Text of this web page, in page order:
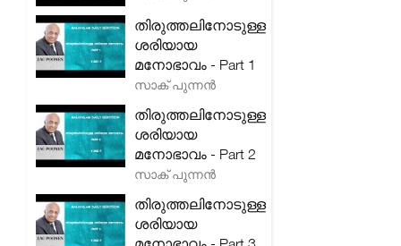
തിരുത്തലിനോടുള്ള
ശരിയായ
മനോഭാവം - Part 1
സാക് പുന്നൻ
തിരുത്തലിനോടുള്ള
ശരിയായ
മനോഭാവം - Part 2
സാക് പുന്നൻ
തിരുത്തലിനോടുള്ള
ശരിയായ